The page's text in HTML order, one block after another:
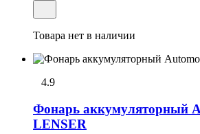
Товара нет в наличии
4.9
Фонарь аккумуляторный
LENSER